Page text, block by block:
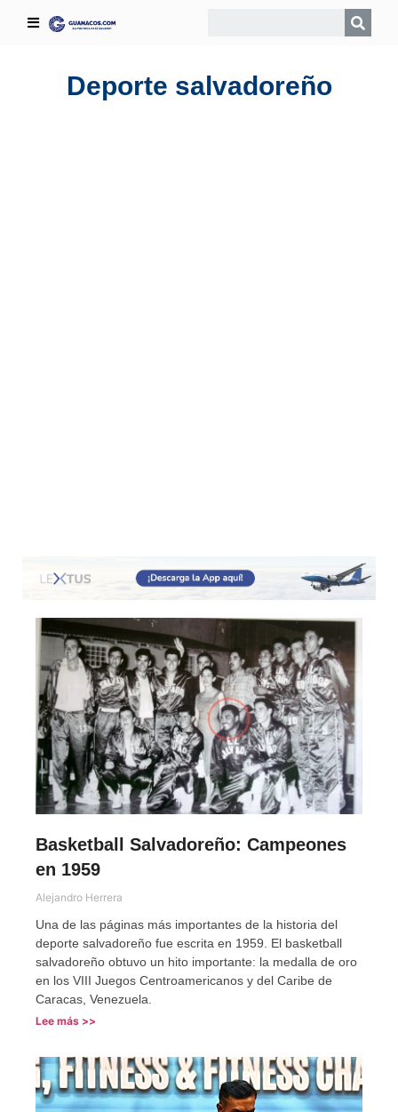
Deporte salvadoreño
Basketball Salvadoreño: Campeones
en 1959
Alejandro Herrera
Una de las páginas más importantes de la historia del
deporte salvadoreño fue escrita en 1959. El basketball
salvadoreño obtuvo un hito importante: la medalla de oro
en los VIII Juegos Centroamericanos y del Caribe de
Caracas, Venezuela.
Lee más >>